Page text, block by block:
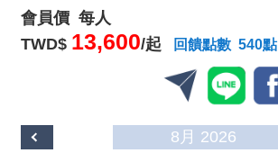
會員價 每人
TWD$ 13,600/起 回饋點數 540點
8月 2026